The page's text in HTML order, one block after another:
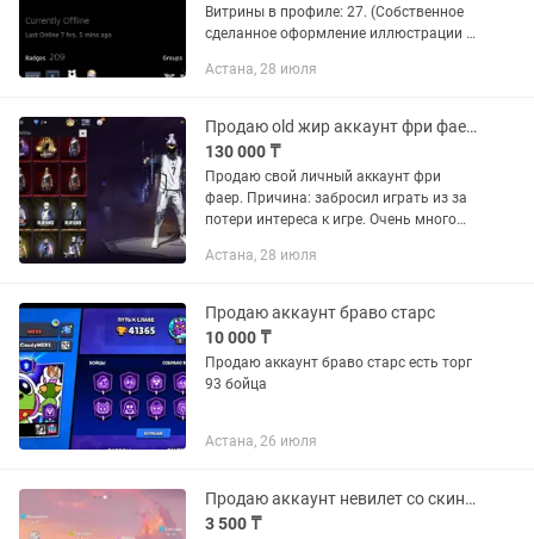
Витрины в профиле: 27. (Собственное
сделанное оформление иллюстрации и
агенты, набор музыки Neck Deep на
Астана, 28 июля
Продаю old жир аккаунт фри фаер!
130 000 ₸
Продаю свой личный аккаунт фри
фаер. Причина: забросил играть из за
потери интереса к игре. Очень много
от всего. Прайм 8, 12 ЭВО пушек (2 из
Астана, 28 июля
Продаю аккаунт браво старс
10 000 ₸
Продаю аккаунт браво старс есть торг
93 бойца
Астана, 26 июля
Продаю аккаунт невилет со скином
3 500 ₸